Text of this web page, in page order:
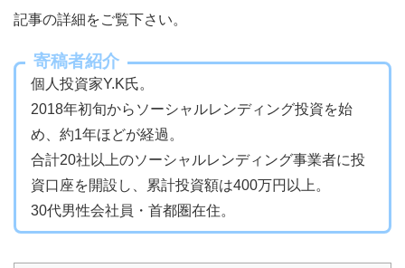
記事の詳細をご覧下さい。
寄稿者紹介
個人投資家Y.K氏。
2018年初旬からソーシャルレンディング投資を始
め、約1年ほどが経過。
合計20社以上のソーシャルレンディング事業者に投
資口座を開設し、累計投資額は400万円以上。
30代男性会社員・首都圏在住。